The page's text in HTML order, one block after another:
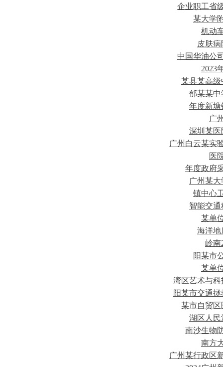
企业职工省
某大学
机动
皮肤
中国华油公
2023
某县某高
郁某某中
年度新塘
广
深圳某医
广州白云某实
医
年度政府
广州某
镇中心
智能交
某单
海洋地
岭南
阳某市
某单
湾区艺术与
阳某市交通
某市自贸
湖区人民
南沙生物
南方
广州某行政区